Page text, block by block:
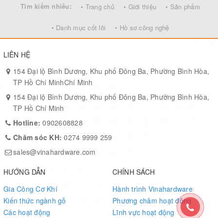
Tìm kiếm nhiều: • Trang chủ • Giới thiệu • Sản phẩm
• Danh mục cốt lõi • Hồ sơ công nghệ
LIÊN HỆ
154 Đại lộ Bình Dương, Khu phố Đông Ba, Phường Bình Hòa,
TP Hồ Chí MinhChí Minh
154 Đại lộ Bình Dương, Khu phố Đông Ba, Phường Bình Hòa,
TP Hồ Chí Minh
Hotline:0902608828
Chăm sóc KH:0274 9999 259
sales@vinahardware.com
HƯỚNG DẪN
Gia Công Cơ Khí
Kiến thức ngành gỗ
Các hoạt động
CHÍNH SÁCH
Hành trình Vinahardware
Phương châm hoạt động
Lĩnh vực hoạt động